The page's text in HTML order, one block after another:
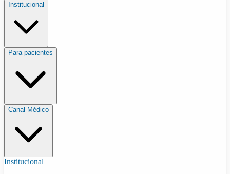
Institucional
Para pacientes
Canal Médico
Institucional